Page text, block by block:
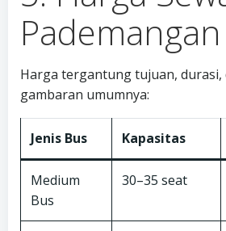
Pademangan
Harga tergantung tujuan, durasi,
gambaran umumnya:
Jenis Bus Kapasitas
Medium
Bus
30–35 seat